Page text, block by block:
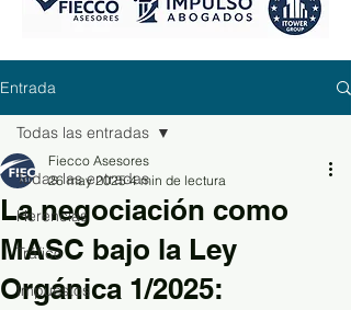
Entrada
Todas las entradas
Herencias
Tráfico
Impuestos
Todas las entradas
La negociación como
MASC bajo la Ley
Orgánica 1/2025:
Fiecco Asesores
26 may 2025 4 min de lectura